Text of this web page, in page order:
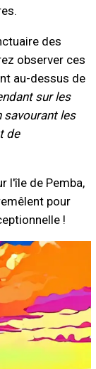
des
observer ces
au-dessus de
sur les
savourant les
de
l'île de Pemba,
pour
!